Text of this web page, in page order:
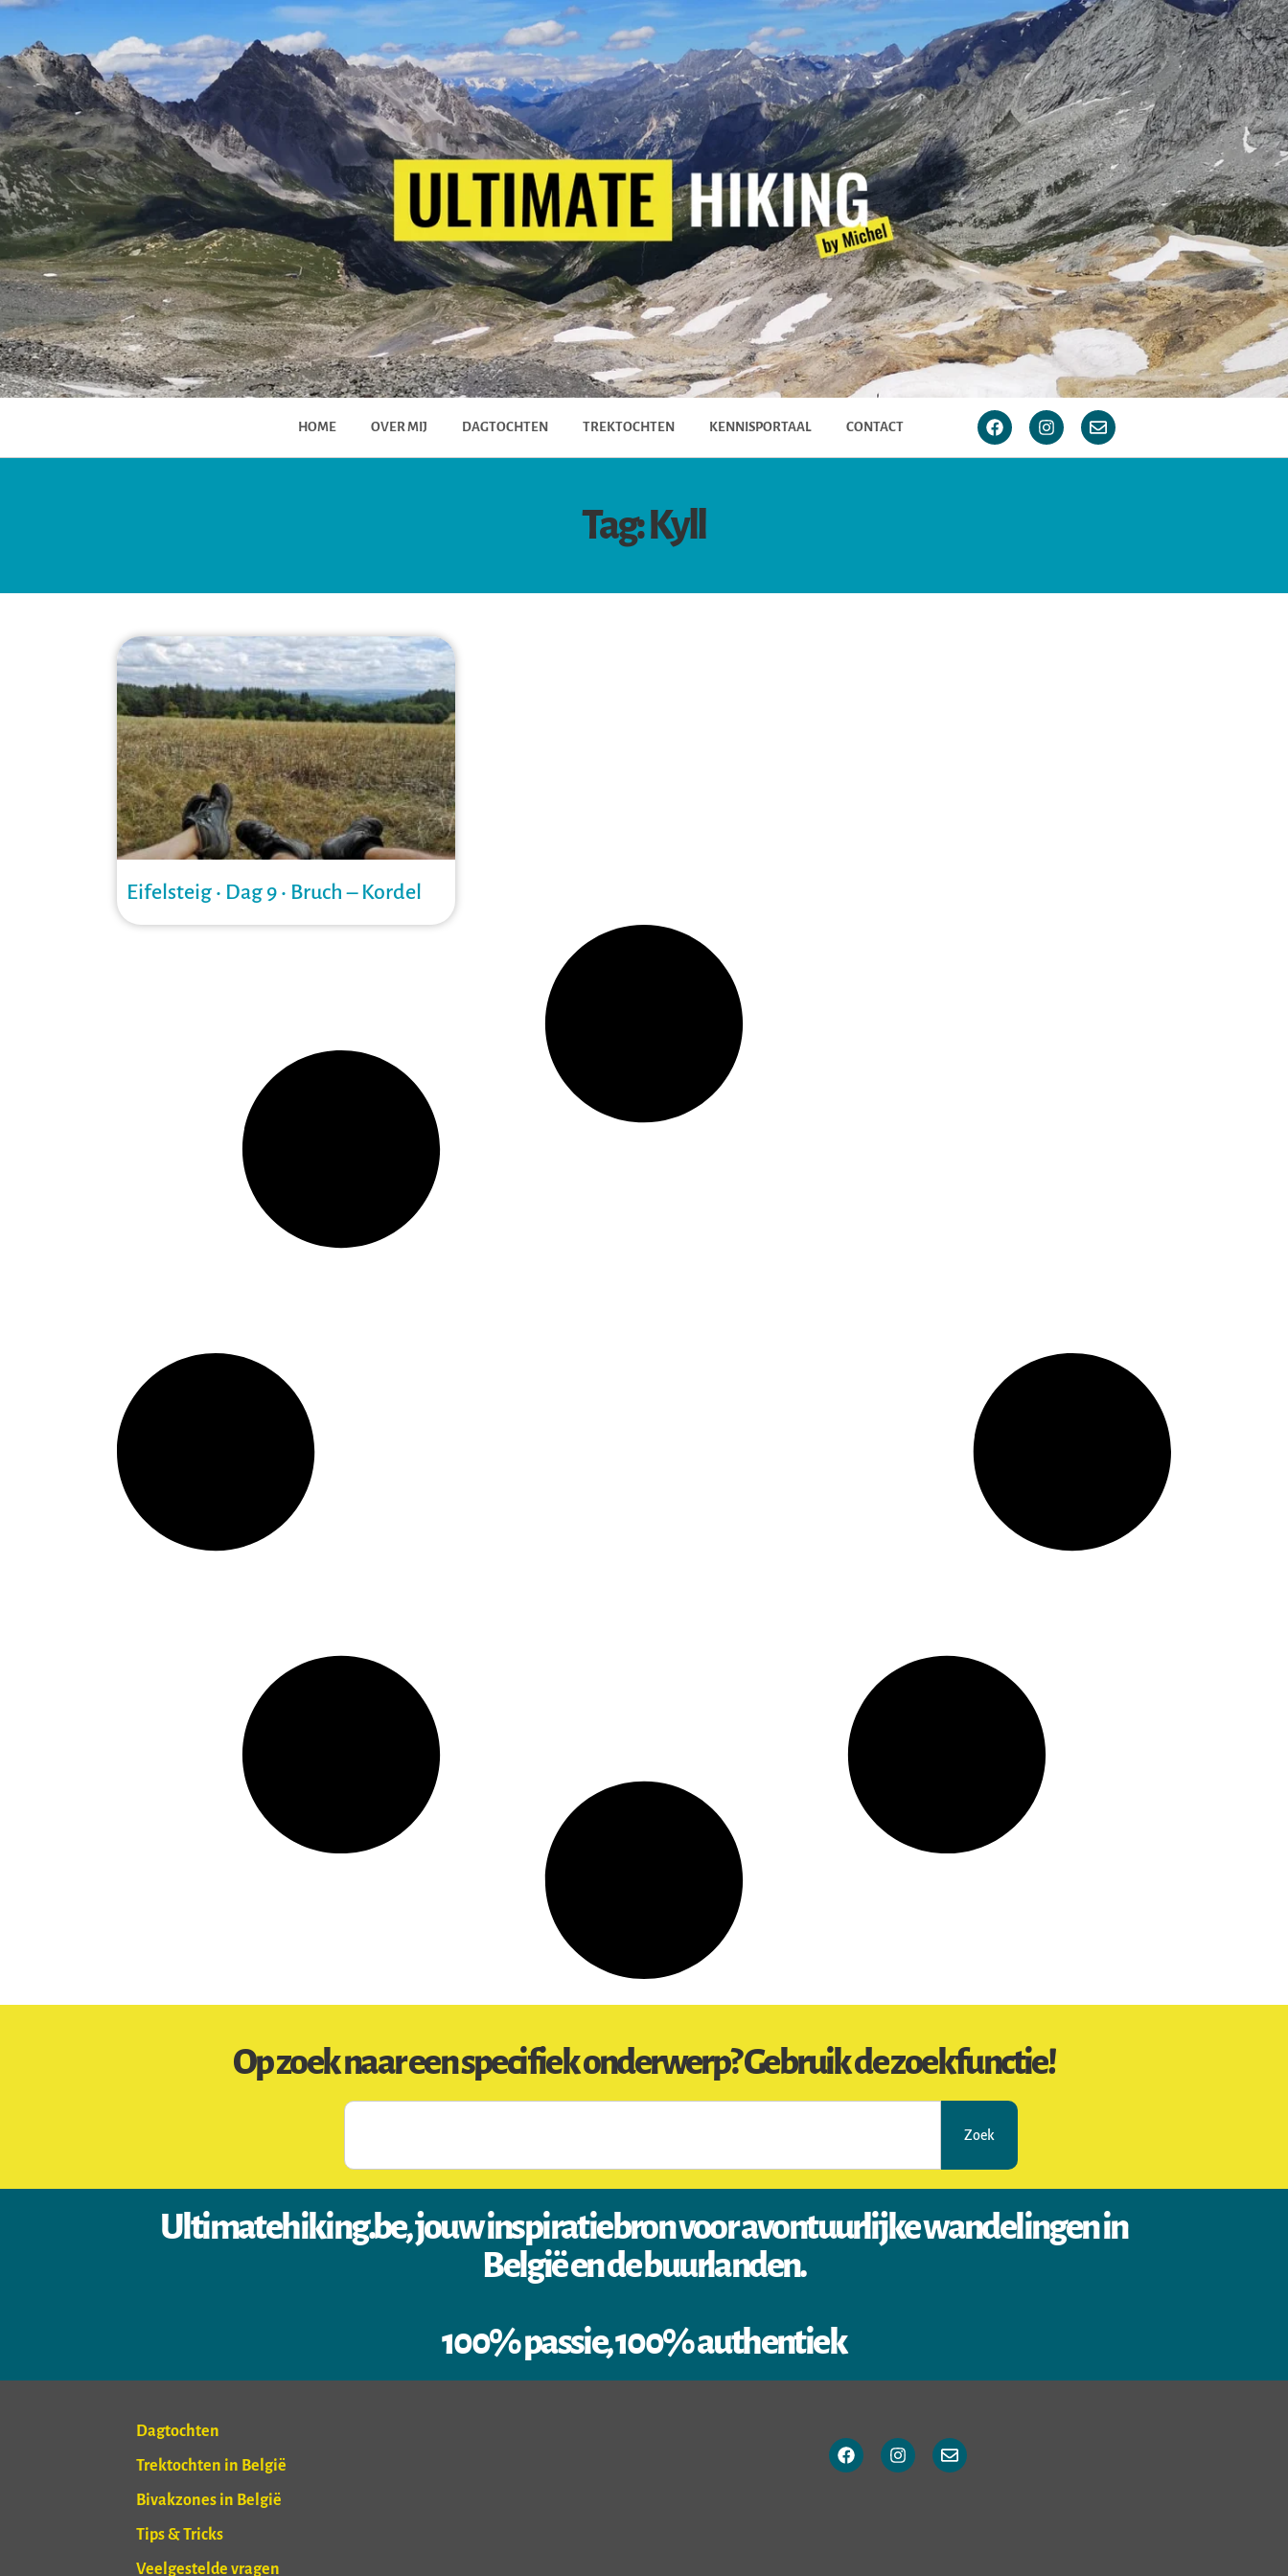
HOME OVER MIJ DAGTOCHTEN TREKTOCHTEN KENNISPORTAAL CONTACT
Tag: Kyll
Eifelsteig • Dag 9 • Bruch – Kordel
Op zoek naar een specifiek onderwerp? Gebruik de zoekfunctie!
Zoek
Ultimatehiking.be, jouw inspiratiebron voor avontuurlijke wandelingen in
België en de buurlanden.
100% passie, 100% authentiek
Dagtochten
Trektochten in België
Bivakzones in België
Tips & Tricks
Veelgestelde vragen